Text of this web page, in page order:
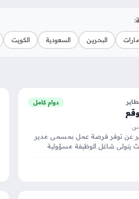
البحرين السعودية الكويت
دوام كامل
عن توفر فرصة عمل بمسمى مدير
يتولى شاغل الوظيفة مسؤولية